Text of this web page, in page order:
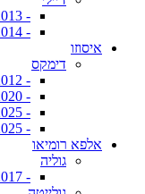
- 2000-2013
- 2014+
איסוזו
דימקס
- 2006-2012
- 2012-2020
- 2020-2025
- 2025+
אלפא רומיאו
גוליה
- 2017+